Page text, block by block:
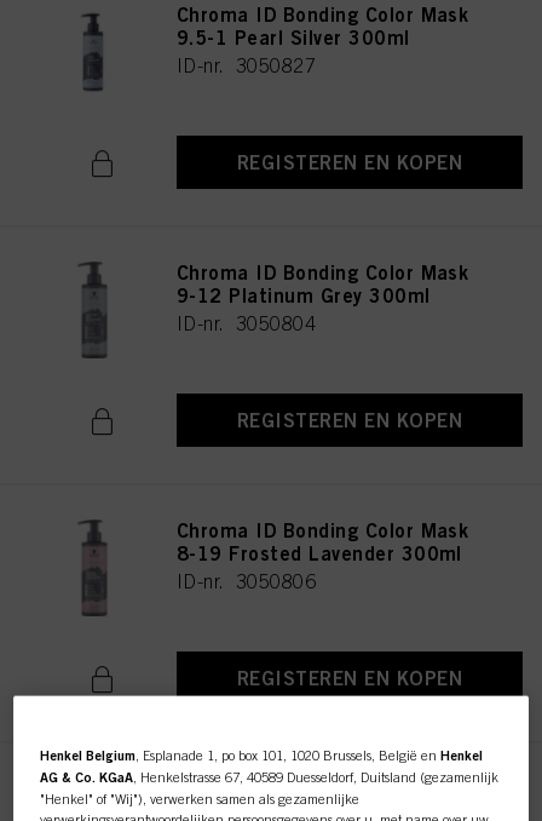
Chroma ID Bonding Color Mask
9.5-1 Pearl Silver 300ml
ID-nr. 3050827
REGISTEREN EN KOPEN
Chroma ID Bonding Color Mask
9-12 Platinum Grey 300ml
ID-nr. 3050804
REGISTEREN EN KOPEN
Chroma ID Bonding Color Mask
8-19 Frosted Lavender 300ml
ID-nr. 3050806
REGISTEREN EN KOPEN
Chroma ID Bonding Color Mask
9.5-19 Dusty Pink 300ml
Henkel Belgium , Esplanade 1, po box 101, 1020 Brussels, België enHenkel
AG & Co. KGaA , Henkelstrasse 67, 40589 Duesseldorf, Duitsland (gezamenlijk
"Henkel" of "Wij"), verwerken samen als gezamenlijke